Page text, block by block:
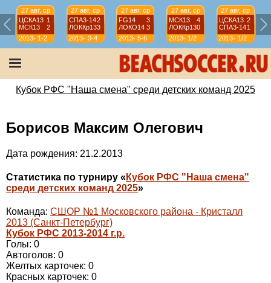
27 авг, ср
ЦСКА13 1
МСК13
2
2013-
2014
1-2
27 авг, ср
СПА3-142
ЛОККр133
2013-
2014
3-4
27 авг, ср
FG14
3
ЛОКО14 3
2013-
2014
5-6
27 авг, ср
МСК13
4
ЛОККр130
2013-
2014
1/2
27 авг, ср
ЦСКА13 2
СПА3-141
2013-
2014
1/2
Кубок РФС "Наша смена" среди детских команд 2025
Борисов Максим Олегович
Дата рождения: 21.2.2013
Статистика по турниру « Кубок РФС "Наша смена"
среди детских команд 2025»
Команда: СШОР №1 Московского района - Кристалл
2013 (Санкт-Петербург)
Кубок РФС 2013-2014 г.р.
Голы: 0
Автоголов: 0
Желтых карточек: 0
Красных карточек: 0